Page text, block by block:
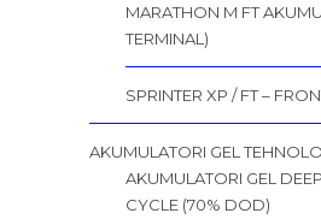
MARATHON M FT
TERMINAL)
SPRINTER XP / FT –
AKUMULATORI GEL
AKUMULATORI GEL
CYCLE (70% DOD)